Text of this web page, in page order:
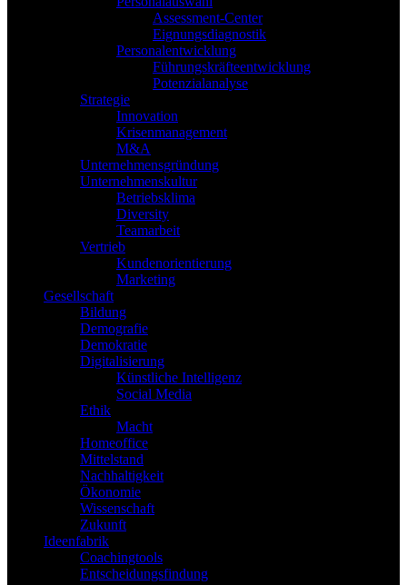
Assessment-Center
Eignungsdiagnostik
Personalentwicklung
Führungskräfteentwicklung
Potenzialanalyse
Strategie
Innovation
Krisenmanagement
M&A
Unternehmensgründung
Unternehmenskultur
Betriebsklima
Diversity
Teamarbeit
Vertrieb
Kundenorientierung
Marketing
Gesellschaft
Bildung
Demografie
Demokratie
Digitalisierung
Künstliche Intelligenz
Social Media
Ethik
Macht
Homeoffice
Mittelstand
Nachhaltigkeit
Ökonomie
Wissenschaft
Zukunft
Ideenfabrik
Coachingtools
Entscheidungsfindung